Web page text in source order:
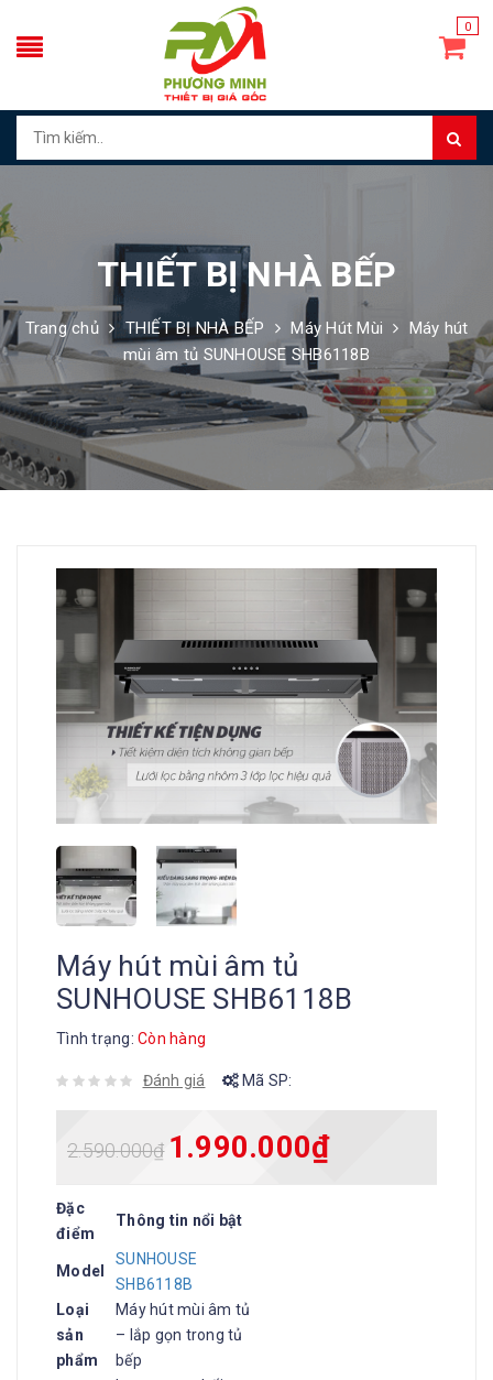
0
THIẾT BỊ NHÀ BẾP
Trang chủ THIẾT BỊ NHÀ BẾP Máy Hút Mùi
Máy hút
mùi âm tủ SUNHOUSE SHB6118B
Máy hút mùi âm tủ
SUNHOUSE SHB6118B
Tình trạng: Còn hàng
Đánh giá Mã SP:
2.590.000₫ 1.990.000₫
Đặc
điểm
Thông tin nổi bật
Model
SUNHOUSE
SHB6118B
Loại
sản
phẩm
Máy hút mùi âm tủ
– lắp gọn trong tủ
bếp